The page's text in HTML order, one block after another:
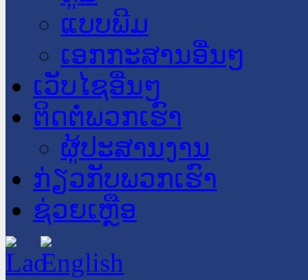
ແບບພີມ
ເອກກະສານອື່ນໆ
ເວັບໄຊອື່ນໆ
ຕິດຕໍ່ພວກເຮົາ
ຜູ້ປະສານງານ
ກ່ຽວກັບພວກເຮົາ
ຊ່ວຍເຫຼືອ